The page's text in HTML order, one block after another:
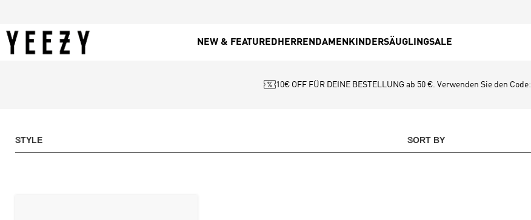
NEW & FEATURED HERREN DAMEN KINDERSÄUGLINGSALE
10€ OFF FÜR DEINE BESTELLUNG ab 50 €. Verwenden Sie den Code:
STYLE SORT BY